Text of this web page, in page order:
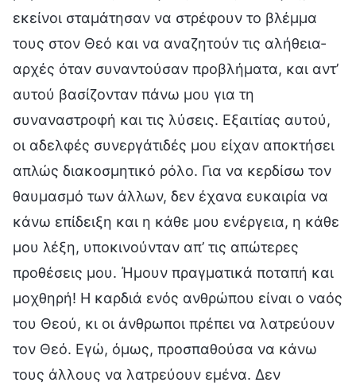
εκείνοι σταμάτησαν να στρέφουν το βλέμμα
τους στον Θεό και να αναζητούν τις αλήθεια-
αρχές όταν συναντούσαν προβλήματα, και αντ’
αυτού βασίζονταν πάνω μου για τη
συναναστροφή και τις λύσεις. Εξαιτίας αυτού,
οι αδελφές συνεργάτιδές μου είχαν αποκτήσει
απλώς διακοσμητικό ρόλο. Για να κερδίσω τον
θαυμασμό των άλλων, δεν έχανα ευκαιρία να
κάνω επίδειξη και η κάθε μου ενέργεια, η κάθε
μου λέξη, υποκινούνταν απ’ τις απώτερες
προθέσεις μου. Ήμουν πραγματικά ποταπή και
μοχθηρή! Η καρδιά ενός ανθρώπου είναι ο ναός
του Θεού, κι οι άνθρωποι πρέπει να λατρεύουν
τον Θεό. Εγώ, όμως, προσπαθούσα να κάνω
τους άλλους να λατρεύουν εμένα. Δεν